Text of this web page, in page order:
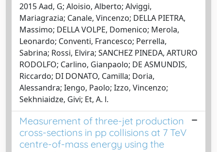
2015 Aad, G; Aloisio, Alberto; Alviggi,
Mariagrazia; Canale, Vincenzo; DELLA PIETRA,
Massimo; DELLA VOLPE, Domenico; Merola,
Leonardo; Conventi, Francesco; Perrella,
Sabrina; Rossi, Elvira; SANCHEZ PINEDA, ARTURO
RODOLFO; Carlino, Gianpaolo; DE ASMUNDIS,
Riccardo; DI DONATO, Camilla; Doria,
Alessandra; Iengo, Paolo; Izzo, Vincenzo;
Sekhniaidze, Givi; Et, A. l.
Measurement of three-jet production
cross-sections in pp collisions at 7 TeV
centre-of-mass energy using the